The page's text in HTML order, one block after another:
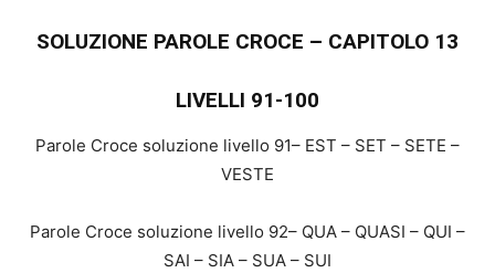
SOLUZIONE PAROLE CROCE – CAPITOLO 13
LIVELLI 91-100
Parole Croce soluzione livello 91– EST – SET – SETE –
VESTE
Parole Croce soluzione livello 92– QUA – QUASI – QUI –
SAI – SIA – SUA – SUI